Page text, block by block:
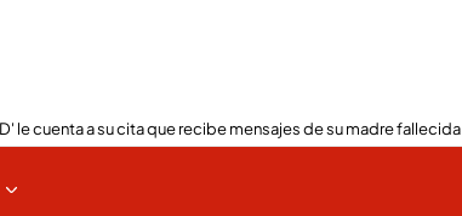
le cuenta a su cita que recibe mensajes de su madre fallecida